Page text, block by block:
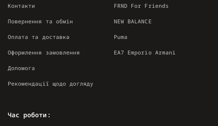
Контакти
Повернення та обмін
Оплата та доставка
Оформлення замовлення
Допомога
Рекомендації щодо догляду
FRND For Friends
NEW BALANCE
Puma
EA7 Emporio Armani
Час роботи: